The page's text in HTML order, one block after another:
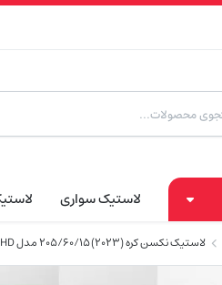
لاستیک سواری
لاستیک نکسن کره (2023) 205/60/15 مدل NBLUE HD یک حلقه